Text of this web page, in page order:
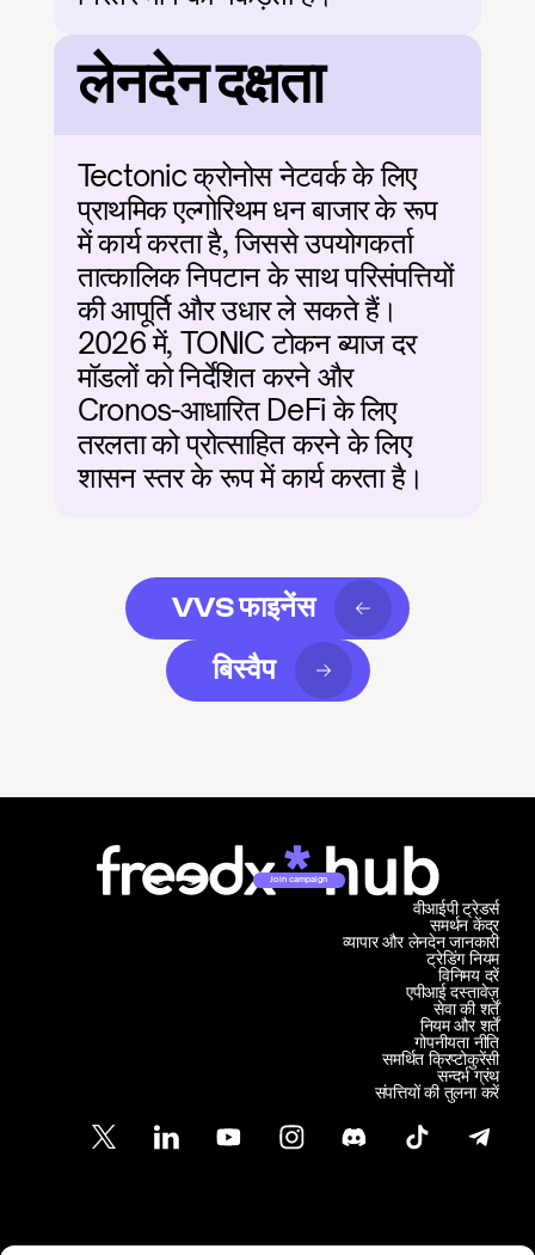
लेनदेन दक्षता
Tectonic क्रोनोस नेटवर्क के लिए
प्राथमिक एल्गोरिथम धन बाजार के रूप
में कार्य करता है, जिससे उपयोगकर्ता
तात्कालिक निपटान के साथ परिसंपत्तियों
की आपूर्ति और उधार ले सकते हैं।
2026 में, TONIC टोकन ब्याज दर
मॉडलों को निर्देशित करने और
Cronos-आधारित DeFi के लिए
तरलता को प्रोत्साहित करने के लिए
शासन स्तर के रूप में कार्य करता है।
VVS फाइनेंस
बिस्वैप
Join campaign
समर्थन केंद्र
व्यापार और लेनदेन जानकारी
वीआईपी ट्रेडर्स
ट्रेडिंग नियम
विनिमय दरें
एपीआई दस्तावेज़
सेवा की शर्तें
नियम और शर्तें
गोपनीयता नीति
समर्थित क्रिप्टोकुरेंसी
सन्दर्भ ग्रंथ
संपत्तियों की तुलना करें